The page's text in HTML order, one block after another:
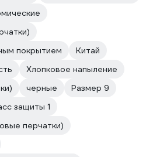
покрытием
Китай
Хлопковое напыление
черные
Размер 9
защиты 1
перчатки)